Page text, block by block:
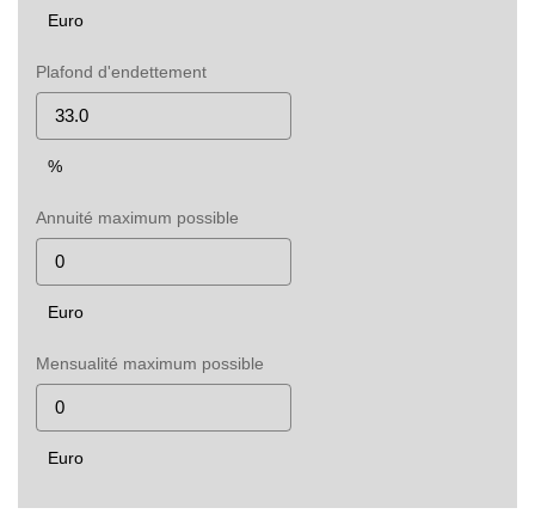
Euro
Plafond d'endettement
%
Annuité maximum possible
Euro
Mensualité maximum possible
Euro